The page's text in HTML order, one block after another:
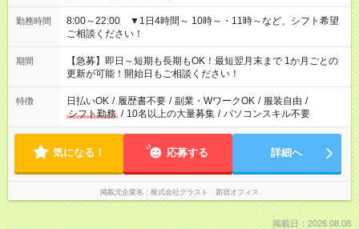
勤務時間
8:00～22:00 ▼1日4時間～ 10時～・11時～など、シフト希望
ご相談ください！
期間
【急募】即日～短期も長期もOK！最短翌月末まで 1か月ごとの
更新が可能！開始日もご相談ください！
特徴 日払いOK / 履歴書不要 / 副業・WワークOK / 服装自由 /
シフト勤務 / 10名以上の大量募集 / パソコンスキル不要
気になる！ 応募する 詳細へ
掲載元企業名 株式会社グラスト 新宿オフィス
掲載日：2026.08.08